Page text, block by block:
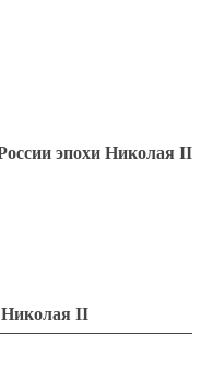
эпохи Николая II
Николая II